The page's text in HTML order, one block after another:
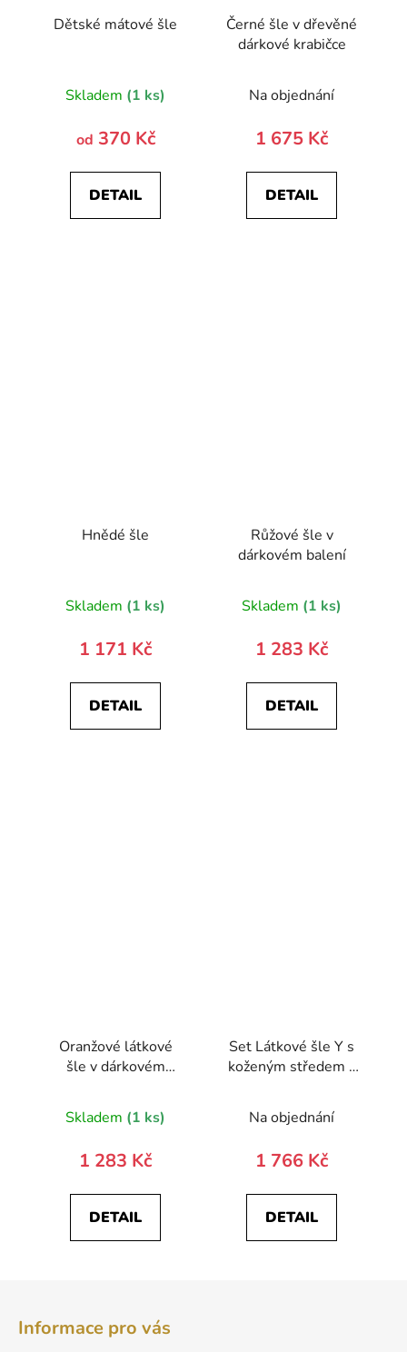
Dětské mátové šle
Skladem (1 ks)
od 370 Kč
DETAIL
Černé šle v dřevěné
dárkové krabičce
Na objednání
1 675 Kč
DETAIL
Hnědé šle
Skladem (1 ks)
1 171 Kč
DETAIL
Růžové šle v
dárkovém balení
Skladem (1 ks)
1 283 Kč
DETAIL
Oranžové látkové
šle v dárkovém
Skladem (1 ks)
1 283 Kč
DETAIL
Set Látkové šle Y s
koženým středem a
motýlek a
kapesníček 885-
Na objednání
1 766 Kč
DETAIL
Informace pro vás